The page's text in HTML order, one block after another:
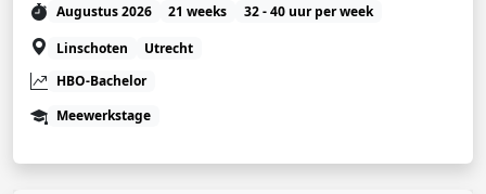
Augustus 2026 21 weeks
32 - 40 uur per week
Linschoten
Utrecht
HBO-Bachelor
Meewerkstage